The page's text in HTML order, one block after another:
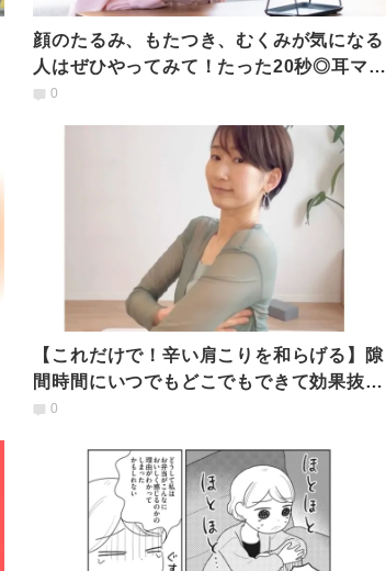
顔のたるみ、もたつき、むくみが気になる
人はぜひやってみて！たった20秒◎耳マッ
サージのやり方
0
【これだけで！辛い肩こりを和らげる】隙
間時間にいつでもどこでもできて効果抜群
「脇の下ほぐし」
0